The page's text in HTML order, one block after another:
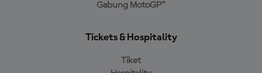
Gabung MotoGP™
Tickets & Hospitality
Tiket